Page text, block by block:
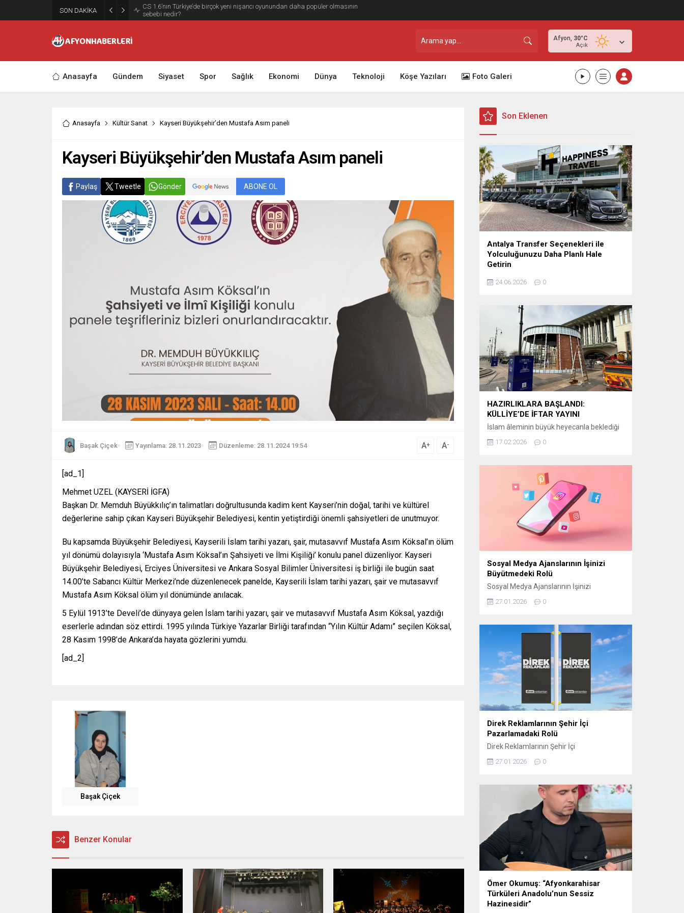
SON DAKİKA Antalya Transfer Seçenekleri ile Yolculuğunuzu Daha Planlı Hale Getirin
Afyon, 30°C
Açık
Anasayfa Gündem Siyaset Spor Sağlık Ekonomi Dünya Teknoloji Köşe Yazıları Foto Galeri
Anasayfa Kültür Sanat Kayseri Büyükşehir’den Mustafa Asım paneli
Kayseri Büyükşehir’den Mustafa Asım paneli
Paylaş Tweetle Gönder ABONE OL
Başak Çiçek Yayınlama: 28.11.2023 Düzenleme: 28.11.2024 19:54 A+ A-
[ad_1]
Mehmet UZEL (KAYSERİ İGFA)
Başkan Dr. Memduh Büyükkılıç’ın talimatları doğrultusunda kadim kent Kayseri’nin doğal, tarihi ve kültürel
değerlerine sahip çıkan Kayseri Büyükşehir Belediyesi, kentin yetiştirdiği önemli şahsiyetleri de unutmuyor.
Bu kapsamda Büyükşehir Belediyesi, Kayserili İslam tarihi yazarı, şair, mutasavvıf Mustafa Asım Köksal’ın ölüm
yıl dönümü dolayısıyla ‘Mustafa Asım Köksal’ın Şahsiyeti ve İlmi Kişiliği’ konulu panel düzenliyor. Kayseri
Büyükşehir Belediyesi, Erciyes Üniversitesi ve Ankara Sosyal Bilimler Üniversitesi iş birliği ile bugün saat
14.00’te Sabancı Kültür Merkezi’nde düzenlenecek panelde, Kayserili İslam tarihi yazarı, şair ve mutasavvıf
Mustafa Asım Köksal ölüm yıl dönümünde anılacak.
5 Eylül 1913’te Develi’de dünyaya gelen İslam tarihi yazarı, şair ve mutasavvıf Mustafa Asım Köksal, yazdığı
eserlerle adından söz ettirdi. 1995 yılında Türkiye Yazarlar Birliği tarafından “Yılın Kültür Adamı” seçilen Köksal,
28 Kasım 1998’de Ankara’da hayata gözlerini yumdu.
[ad_2]
Başak Çiçek
Benzer Konular
Son Eklenen
Antalya Transfer Seçenekleri ile
Yolculuğunuzu Daha Planlı Hale
Getirin
önemli detaylardan biri, varış noktasında
Antalya gibi uluslararası yoğunluğu yüksek
bir destinasyonda, havalimanından otellere
veya şehir içi noktalara ulaşımın önceden
planlanması büyük kolaylık sağlar.
Günümüzde birçok ziyaretçi, klasik ulaşım
yöntemleri yerine önceden organize edilen
sistemleri tercih etmektedir. Bu
kapsamda Antalya airport transfer hizmetleri,...
24.06.2026 0
HAZIRLIKLARA BAŞLANDI:
KÜLLİYE’DE İFTAR YAYINI
İslam âleminin büyük heyecanla beklediği
ekranlara taşınıyor. Kanal D, iftar saatlerinin
programıyla izleyiciyle buluşturmaya
hazırlanıyor. CAM STÜDYO KURULUYOR
“Bir Ramazan Akşamı” için
Cumhurbaşkanlığı Külliyesi yerleşkesinde
bulunan Beştepe Millet Camii avlusuna
özel bir cam stüdyo kuruluyor. Ramazana
özel tasarlanan...
17.02.2026 0
Sosyal Medya Ajanslarının İşinizi
Büyütmedeki Rolü
Sosyal Medya Ajanslarının İşinizi
Büyütmedeki Rolü Günümüzde sosyal
medya, işletmelerin hedef kitlelerine
geldi. Ancak bu başarıyı elde edebilmek için
doğru stratejilerin belirlenmesi gerekir.
Sosyal medya ajansları, işletmelerin dijital
dünyada daha görünür olmasını sağlamak
ve markalarını doğru şekilde
konumlandırmak için kritik bir rol
oynamaktadır. Sosyal...
27.01.2026 0
Direk Reklamlarının Şehir İçi
Pazarlamadaki Rolü
Direk Reklamlarının Şehir İçi
pazarlama stratejilerinin etkili araçlarından
genellikle dikkat çekici ve etkili bir şekilde
konumlandırıldığı için yerel işletmelerden
büyük markalara kadar birçok farklı
sektörde tercih edilmektedir. Elektrik direği
reklamları, şehirlerin kalabalık ve yoğun
bölgelerinde, hareket halindeki kitlelere...
27.01.2026 0
Ömer Okumuş: “Afyonkarahisar
Türküleri Anadolu’nun Sessiz
Hazinesidir”